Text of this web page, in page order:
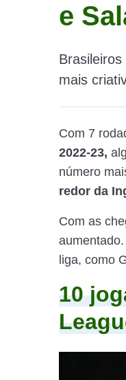
e
mais
Com 7
2022-23,
número
redor da
Com as
liga, como
10